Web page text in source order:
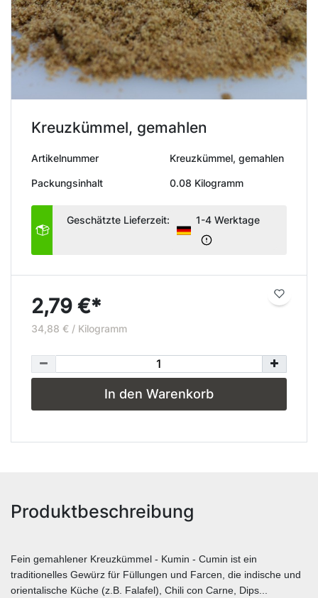
Kreuzkümmel, gemahlen
Artikelnummer Kreuzkümmel, gemahlen
Packungsinhalt 0.08 Kilogramm
Geschätzte Lieferzeit: 1-4 Werktage
2,79 €*
34,88 € / Kilogramm
In den Warenkorb
Produktbeschreibung
Fein gemahlener Kreuzkümmel - Kumin - Cumin ist ein
traditionelles Gewürz für Füllungen und Farcen, die indische und
orientalische Küche (z.B. Falafel), Chili con Carne, Dips...